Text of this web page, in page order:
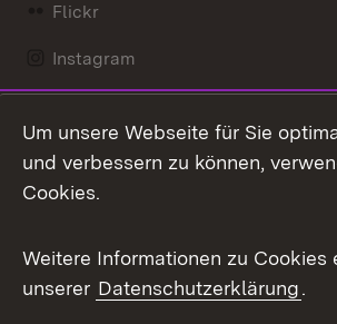
Flickr
Instagram
Mastodon
Messenger
Social Wall
X / Twitter
Um unsere Webseite für Sie
und verbessern zu können,
Cookies.
Weitere Informationen zu Cookies
unserer Datenschutzerklärung.